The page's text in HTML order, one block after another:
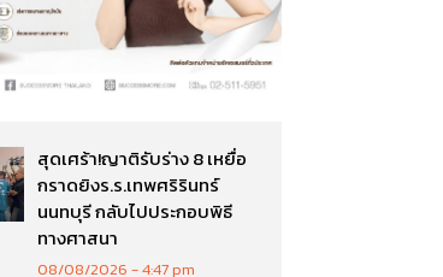
สุดเศร้า!ญาติรับร่าง 8 เหยื่อ
กราดยิงร.ร.เทพศริรินทร์
นนทบุรี กลับไปประกอบพิธี
ทางศาสนา
08/08/2026 4:47 pm